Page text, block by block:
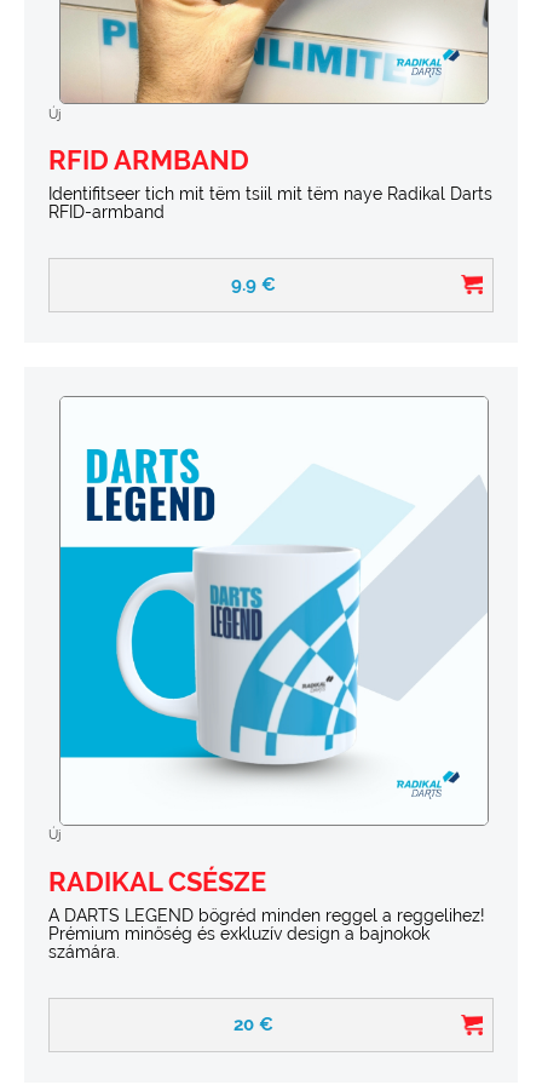
Új
RFID ARMBAND
Identifitseer tich mit tëm tsiil mit tëm naye Radikal Darts
RFID-armband
9.9 €
Új
RADIKAL CSÉSZE
A DARTS LEGEND bögréd minden reggel a reggelihez!
Prémium minőség és exkluzív design a bajnokok
számára.
20 €